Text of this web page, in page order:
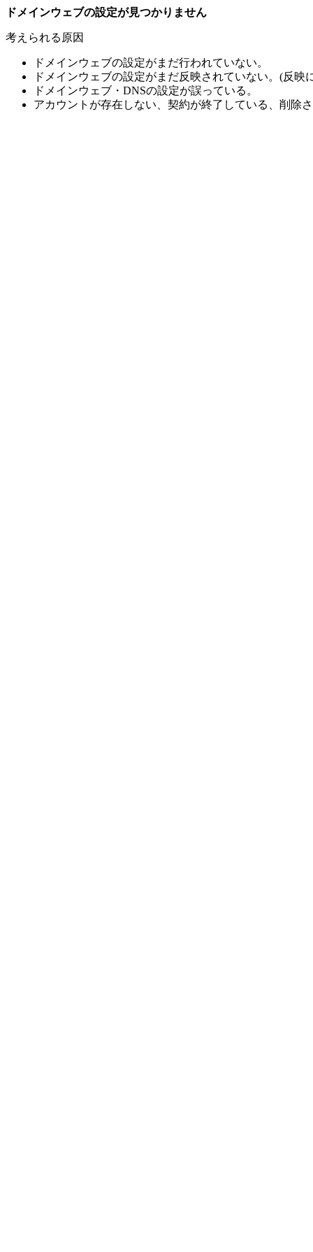
ドメインウェブの設定が見つかりません
考えられる原因
ドメインウェブの設定がまだ行われていない。
ドメインウェブの設定がまだ反映されていない。(反
ドメインウェブ・DNSの設定が誤っている。
アカウントが存在しない、契約が終了している、削除